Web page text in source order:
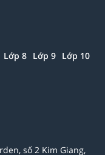
Lớp 8 Lớp 9 Lớp 10
số 2 Kim Giang,